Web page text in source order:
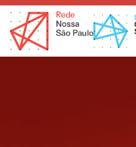
Ir
para
conteúdo